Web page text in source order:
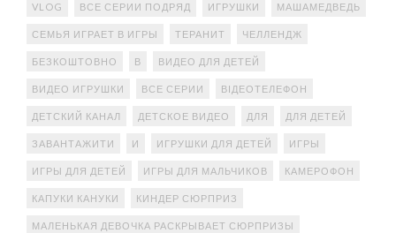
VLOG ВСЕ СЕРИИ ПОДРЯД ИГРУШКИ МАШАМЕДВЕДЬ
СЕМЬЯ ИГРАЕТ В ИГРЫ ТЕРАНИТ ЧЕЛЛЕНДЖ
БЕЗКОШТОВНО В ВИДЕО ДЛЯ ДЕТЕЙ
ВИДЕО ИГРУШКИ ВСЕ СЕРИИ ВІДЕОТЕЛЕФОН
ДЕТСКИЙ КАНАЛ ДЕТСКОЕ ВИДЕО ДЛЯ ДЛЯ ДЕТЕЙ
ЗАВАНТАЖИТИ И ИГРУШКИ ДЛЯ ДЕТЕЙ ИГРЫ
ИГРЫ ДЛЯ ДЕТЕЙ ИГРЫ ДЛЯ МАЛЬЧИКОВ КАМЕРОФОН
КАПУКИ КАНУКИ КИНДЕР СЮРПРИЗ
МАЛЕНЬКАЯ ДЕВОЧКА РАСКРЫВАЕТ СЮРПРИЗЫ